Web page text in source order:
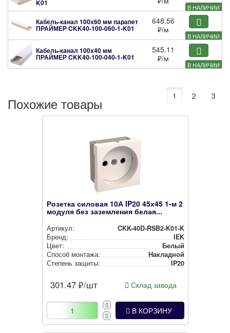
В НАЛИЧИИ
K01
В НАЛИЧИИ
Кабель-канал 100х60 мм парапет
ПРАЙМЕРCKK40-100-060-1-K01
648.56
₽/м
В НАЛИЧИИ
Кабель-канал 100х40 мм
ПРАЙМЕРCKK40-100-040-1-K01
545.11
₽/м
Похожие товары 1 2 3
Розетка силовая 10А IP20 45х45 1-м 2
модуля без заземления белая...
Артикул:
CKK-40D-RSB2-K01-K
Бренд:
IEK
Цвет:
Белый
Способ монтажа:
Накладной
Степень защиты:
IP20
301.47 ₽/шт Склад завода
В КОРЗИНУ